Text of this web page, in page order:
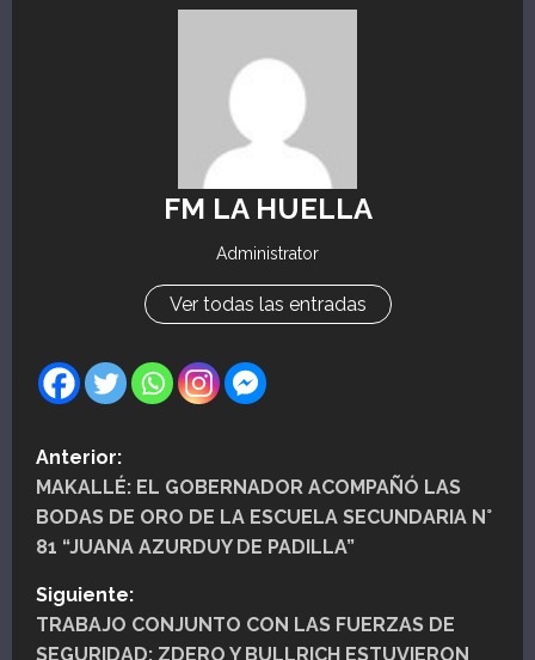
FM LA HUELLA
Administrator
Ver todas las entradas
N
a
v
e
g
Anterior:
MAKALLÉ: EL GOBERNADOR ACOMPAÑÓ LAS
BODAS DE ORO DE LA ESCUELA SECUNDARIA N°
81 “JUANA AZURDUY DE PADILLA”
Siguiente:
TRABAJO CONJUNTO CON LAS FUERZAS DE
SEGURIDAD: ZDERO Y BULLRICH ESTUVIERON